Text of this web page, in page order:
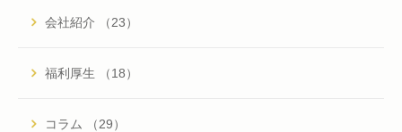
会社紹介 （23）
福利厚生 （18）
コラム （29）